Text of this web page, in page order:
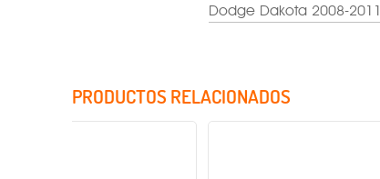
Dodge Dakota 2008-2011
PRODUCTOS RELACIONADOS